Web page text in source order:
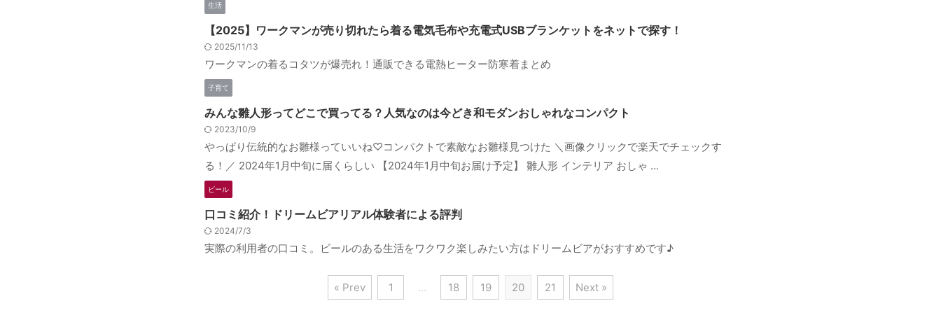
生活
【2025】ワークマンが売り切れたら着る電気毛布や充電式USBブランケットをネットで探す！
2025/11/13
ワークマンの着るコタツが爆売れ！通販できる電熱ヒーター防寒着まとめ
子育て
みんな雛人形ってどこで買ってる？人気なのは今どき和モダンおしゃれなコンパクト
2023/10/9
やっぱり伝統的なお雛様っていいね♡コンパクトで素敵なお雛様見つけた ＼画像クリックで楽天でチェックす
る！／ 2024年1月中旬に届くらしい 【2024年1月中旬お届け予定】 雛人形 インテリア おしゃ ...
ビール
口コミ紹介！ドリームビアリアル体験者による評判
2024/7/3
実際の利用者の口コミ。ビールのある生活をワクワク楽しみたい方はドリームビアがおすすめです♪
« Prev 1 … 18 19 20 21 Next »